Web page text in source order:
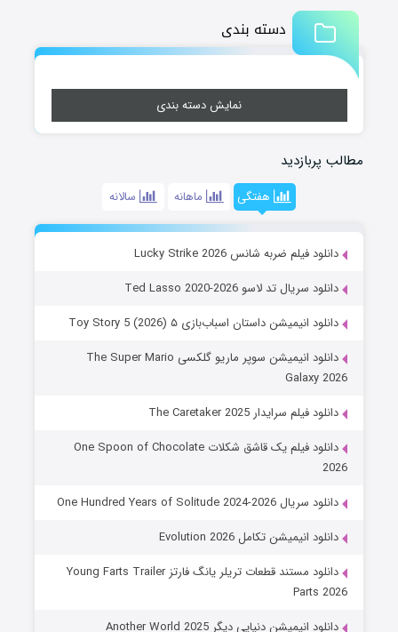
دسته بندی
نمایش دسته بندی
مطالب پربازدید
هفتگی ماهانه سالانه
دانلود فیلم ضربه شانس Lucky Strike 2026
دانلود سریال تد لاسو Ted Lasso 2020-2026
دانلود انیمیشن داستان اسباب‌بازی ۵ Toy Story 5 (2026)
دانلود انیمیشن سوپر ماریو گلکسی The Super Mario
Galaxy 2026
دانلود فیلم سرایدار The Caretaker 2025
دانلود فیلم یک قاشق شکلات One Spoon of Chocolate
2026
دانلود سریال One Hundred Years of Solitude 2024-2026
دانلود انیمیشن تکامل Evolution 2026
دانلود مستند قطعات تریلر یانگ فارتز Young Farts Trailer
Parts 2026
دانلود انیمیشن دنیایی دیگر Another World 2025